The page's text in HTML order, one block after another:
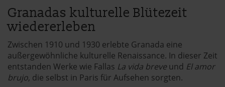
Granadas kulturelle Blütezeit
wiedererleben
Zwischen 1910 und 1930 erlebte Granada eine
außergewöhnliche kulturelle Renaissance. In dieser Zeit
entstanden Werke wie Fallas La vida breve und El amor
brujo, die selbst in Paris für Aufsehen sorgten.